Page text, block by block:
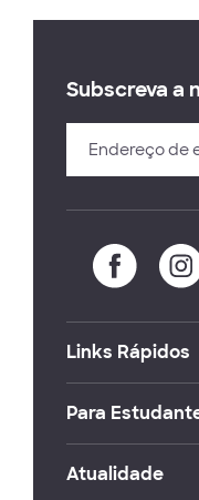
Subscreva a
Links Rápidos
Para
Atualidade